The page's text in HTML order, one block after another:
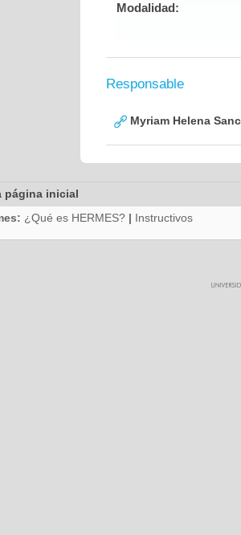
Modalidad:
Responsable
Myriam Helena
página inicial
¿Qué es HERMES? | Instructivos